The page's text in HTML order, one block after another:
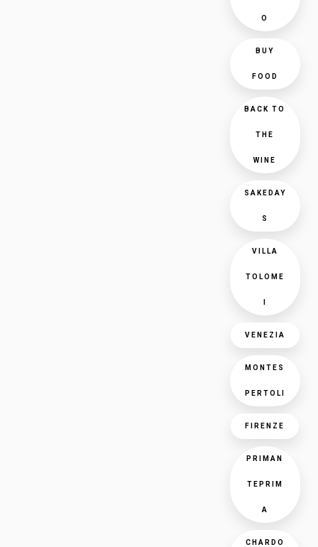
O
BUY
FOOD
BACK TO
THE
WINE
SAKEDAY
S
VILLA
TOLOME
VENEZIA
MONTES
PERTOLI
FIRENZE
PRIMAN
TEPRIM
A
CHARDO